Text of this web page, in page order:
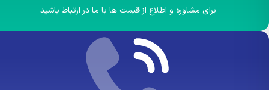
برای مشاوره و اطلاع از قیمت ها با ما در ارتباط باشید